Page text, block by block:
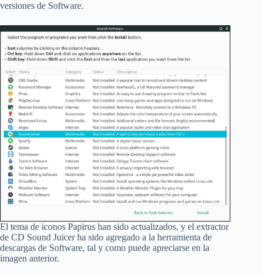
versiones de Software.
El tema de iconos Papirus han sido actualizados, y el extractor
de CD Sound Juicer ha sido agregado a la herramienta de
descargas de Software, tal y como puede apreciarse en la
imagen anterior.